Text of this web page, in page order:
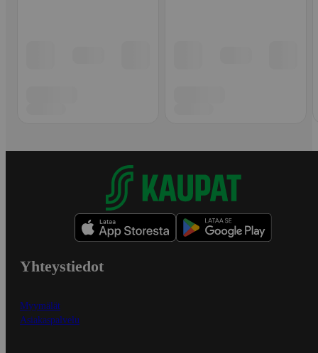
Yhteystiedot
Myymälät
Asiakaspalvelu